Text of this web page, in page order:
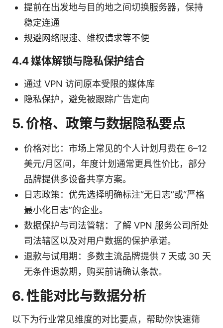
提前在出发地与目的地之间切换服务器，保持
稳定连通
规避网络限速、维权请求等不便
4.4 媒体解锁与隐私保护结合
通过 VPN 访问原本受限的媒体库
隐私保护，避免被跟踪广告定向
5. 价格、政策与数据隐私要点
价格对比：市场上常见的个人计划月费在 6–12
美元/月区间，年度计划通常更具性价比，部分
品牌提供多设备共享方案。
日志政策：优先选择明确标注“无日志”或“严格
最小化日志”的企业。
数据保护与司法管辖：了解 VPN 服务公司所处
司法辖区以及对用户数据的保护承诺。
退款与试用期：多数主流品牌提供 7 天或 30 天
无条件退款期，购买前请确认条款。
6. 性能对比与数据分析
以下为行业常见维度的对比要点，帮助你快速筛